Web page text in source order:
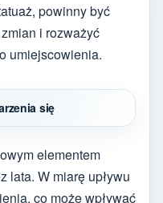
powinny być
i rozważyć
umiejscowienia.
się
elementem
lata. W miarę upływu
co może wpływać